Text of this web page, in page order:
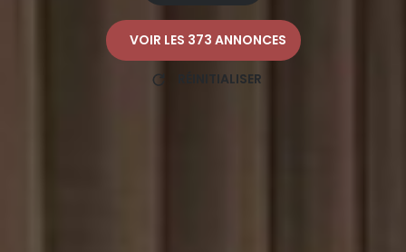
VOIR LES 373 ANNONCES
RÉINITIALISER